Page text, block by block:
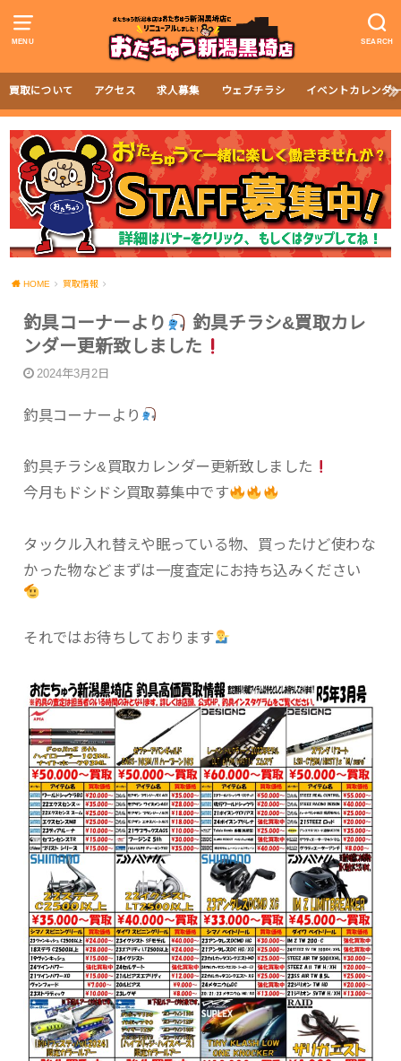
MENU SEARCH
買取について アクセス 求人募集 ウェブチラシ イベントカレンダ
HOME 買取情報
釣具コーナーより‪
‬ 釣具チラシ&買取カレ
ンダー更新致しました
2024年3月2日
釣具コーナーより‪
釣具チラシ&買取カレンダー更新致しました
今月もドシドシ買取募集中です
タックル入れ替えや眠っている物、買ったけど使わな
かった物などまずは一度査定にお持ち込みください
それではお待ちしております